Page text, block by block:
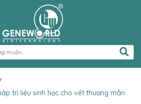
trị liệu sinh học cho vết thương mãn